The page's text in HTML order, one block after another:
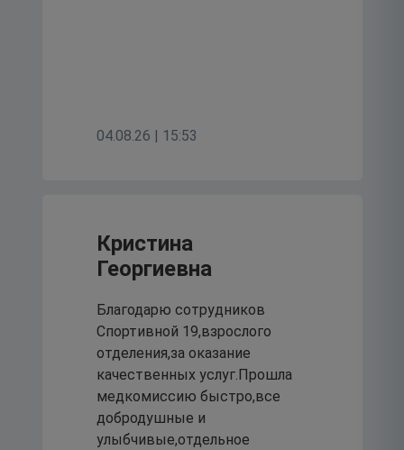
04.08.26 | 15:53
Кристина
Георгиевна
Благодарю сотрудников
Спортивной 19,взрослого
отделения,за оказание
качественных услуг.Прошла
медкомиссию быстро,все
добродушные и
улыбчивые,отдельное